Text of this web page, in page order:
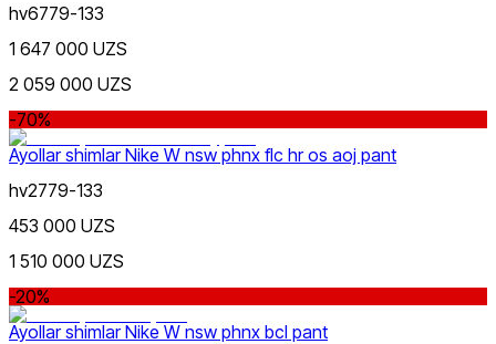
hv6779-133
1 647 000 UZS
2 059 000 UZS
-70%
Ayollar shimlar Nike W nsw phnx flc hr os aoj pant
hv2779-133
453 000 UZS
1 510 000 UZS
-20%
Ayollar shimlar Nike W nsw phnx bcl pant